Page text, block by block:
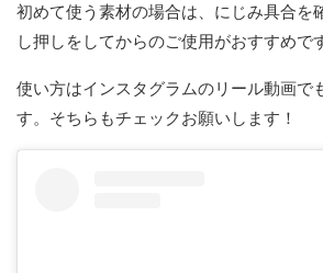
初めて使う素材の場合は、にじみ具合を
し押しをしてからのご使用がおすすめで
使い方はインスタグラムのリール動画で
す。そちらもチェックお願いします！